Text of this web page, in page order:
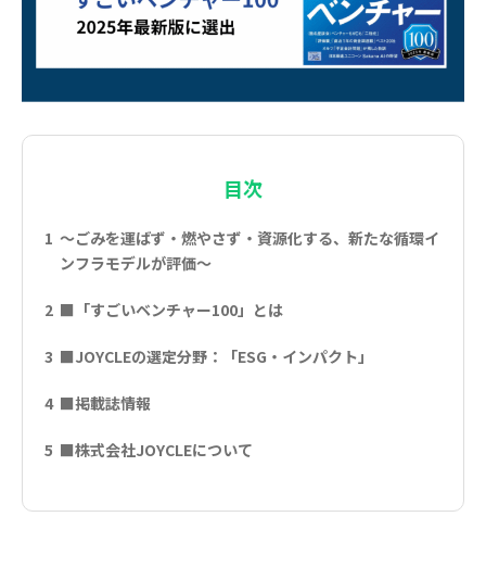
目次
～ごみを運ばず・燃やさず・資源化する、新たな循環イ
ンフラモデルが評価～
■「すごいベンチャー100」とは
■JOYCLEの選定分野：「ESG・インパクト」
■掲載誌情報
■株式会社JOYCLEについて